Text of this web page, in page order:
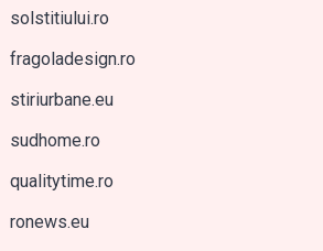
solstitiului.ro
fragoladesign.ro
stiriurbane.eu
sudhome.ro
qualitytime.ro
ronews.eu